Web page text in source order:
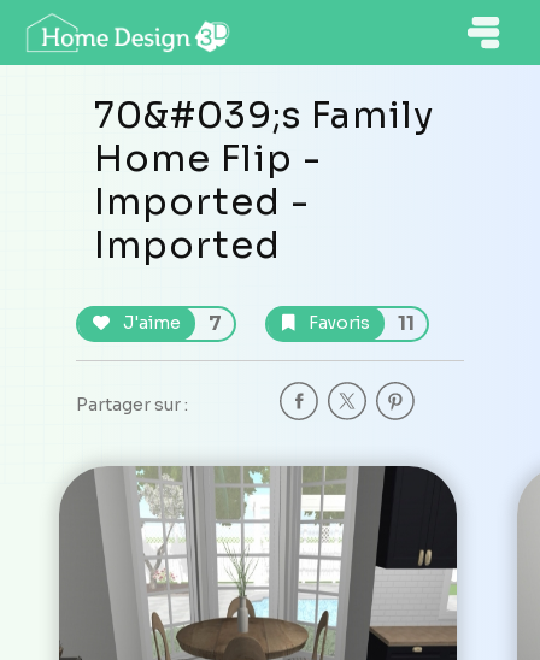
70&#039;s Family
Home Flip -
Imported -
Imported
J'aime 7 Favoris 11
Partager sur :